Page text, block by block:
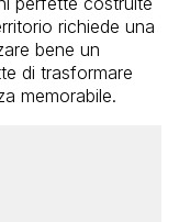
richiede una
bene un
di trasformare
memorabile.